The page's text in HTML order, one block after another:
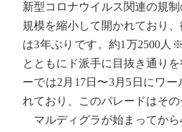
新型コロナウイルス関連の規
規模を縮小して開かれており
は3年ぶりです。約1万2500人
とともにド派手に目抜き通り
ーでは2月17日〜3月5日にワ
れており、このパレードはその
マルディグラが始まってから